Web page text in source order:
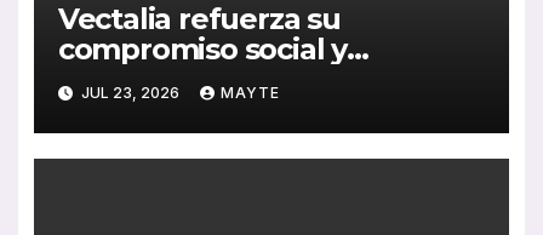
Vectalia refuerza su
compromiso social y
medioambiental con la
publicación de su Memoria de
RSC 2025
JUL 23, 2026 MAYTE